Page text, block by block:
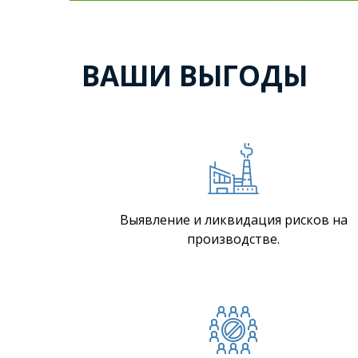
ВАШИ ВЫГОДЫ
Выявление и ликвидация рисков на
производстве.